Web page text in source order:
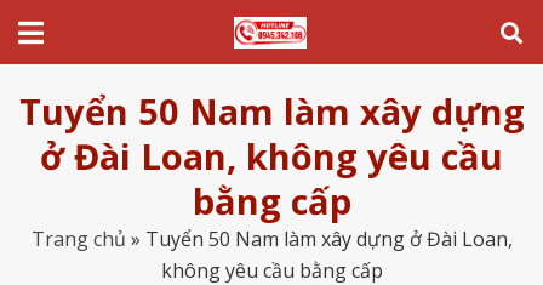
Tuyển 50 Nam làm xây dựng
ở Đài Loan, không yêu cầu
bằng cấp
Trang chủ » Tuyển 50 Nam làm xây dựng ở Đài Loan,
không yêu cầu bằng cấp